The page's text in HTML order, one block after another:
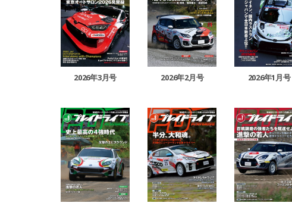
2026年3月号 2026年2月号 2026年1月号